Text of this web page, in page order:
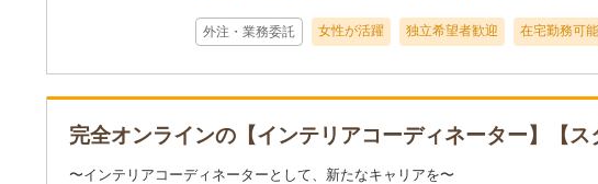
外注・業務委託 女性が活躍 独立希望者歓迎 在宅勤務可能
完全オンラインの【インテリアコーディネーター】【
〜インテリアコーディネーターとして、新たなキャリアを〜